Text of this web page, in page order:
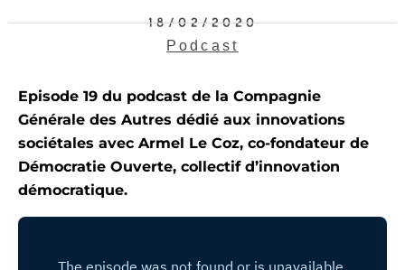
18/02/2020
Podcast
Episode 19 du podcast de la Compagnie
Générale des Autres dédié aux innovations
sociétales avec Armel Le Coz, co-fondateur de
Démocratie Ouverte, collectif d’innovation
démocratique.